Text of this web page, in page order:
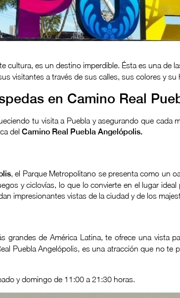
cultura, es un destino imperdible. Ésta es una de
visitantes a través de sus calles, sus colores y su
en Camino Real
tu visita a Puebla y asegurando que cada
del Camino Real Puebla Angelópolis.
, el Parque Metropolitano se presenta como un
y ciclovías, lo que lo convierte en el lugar
impresionantes vistas de la ciudad y de los
grandes de América Latina, te ofrece una vista
Puebla Angelópolis, es una atracción que no te
y domingo de 11:00 a 21:30 horas.